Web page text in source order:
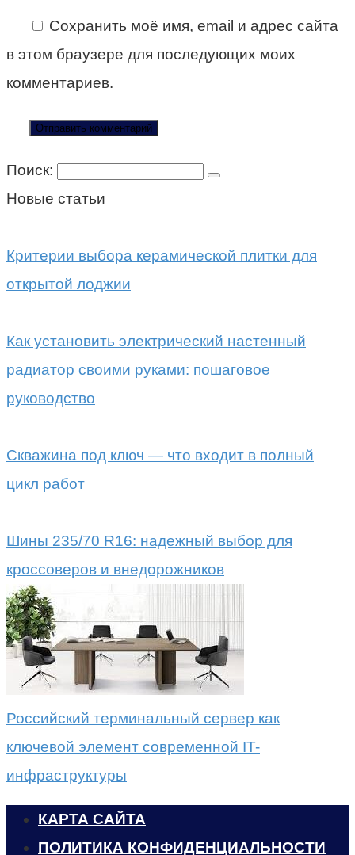
Сохранить моё имя, email и адрес сайта
в этом браузере для последующих моих
комментариев.
Поиск:
Новые статьи
Критерии выбора керамической плитки для
открытой лоджии
Как установить электрический настенный
радиатор своими руками: пошаговое
руководство
Скважина под ключ — что входит в полный
цикл работ
Шины 235/70 R16: надежный выбор для
кроссоверов и внедорожников
Российский терминальный сервер как
ключевой элемент современной IT-
инфраструктуры
КАРТА САЙТА
ПОЛИТИКА КОНФИДЕНЦИАЛЬНОСТИ